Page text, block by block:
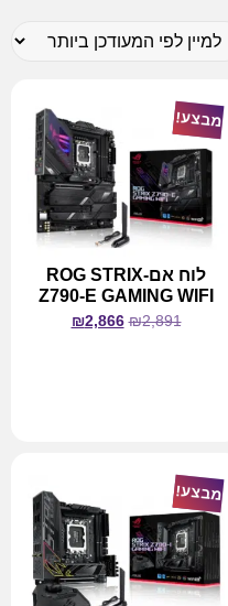
מבצע!
לוח אם-ROG STRIX
Z790-E GAMING WIFI
₪2,891
₪2,866
מבצע!